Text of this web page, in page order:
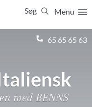
Menu
Søg
65 65 65 63
med BENNS
Luk
Ferierejser
Studierejser